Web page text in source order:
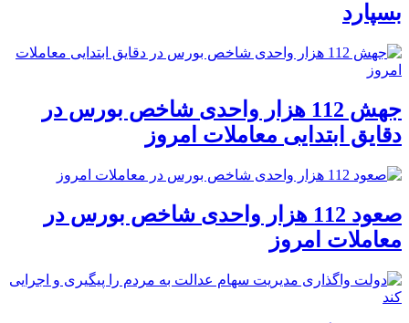
بسپارد
جهش 112 هزار واحدی شاخص بورس در
دقایق ابتدایی معاملات امروز
صعود 112 هزار واحدی شاخص بورس در
معاملات امروز